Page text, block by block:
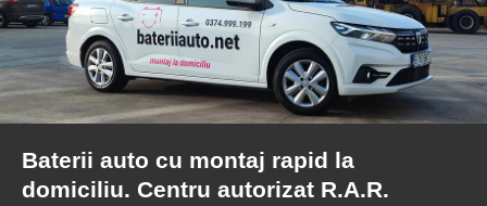
Baterii
moto
Baterii
de
camion
Baterii auto cu montaj rapid la
domiciliu. Centru autorizat R.A.R.